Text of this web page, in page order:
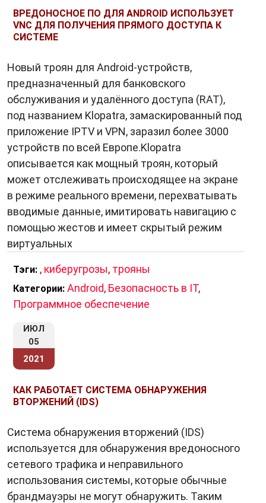
эксплуатировать человеческое доверие. В
эпоху, когда границы между реальным и
цифровым миром стираются, знание о таких
необходимо для выживания в
киберпространстве.
ВРЕДОНОСНОЕ ПО ДЛЯ ANDROID ИСПОЛЬЗУЕТ
VNC ДЛЯ ПОЛУЧЕНИЯ ПРЯМОГО ДОСТУПА К
СИСТЕМЕ
Новый троян для Android-устройств,
предназначенный для банковского
обслуживания и удалённого доступа (RAT),
под названием Klopatra, замаскированный под
приложение IPTV и VPN, заразил более 3000
устройств по всей Европе.Klopatra
описывается как мощный троян, который
может отслеживать происходящее на экране
в режиме реального времени, перехватывать
вводимые данные, имитировать навигацию с
помощью жестов и имеет скрытый режим
виртуальных
Тэги: , киберугрозы, трояны
Категории: Android, Безопасность в IT,
Программное обеспечение
ИЮЛ
05
2021
КАК РАБОТАЕТ СИСТЕМА ОБНАРУЖЕНИЯ
ВТОРЖЕНИЙ (IDS)
Система обнаружения вторжений (IDS)
используется для обнаружения вредоносного
сетевого трафика и неправильного
использования системы, которые обычные
брандмауэры не могут обнаружить. Таким